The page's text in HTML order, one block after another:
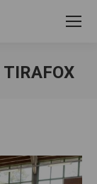
TIRAFOX